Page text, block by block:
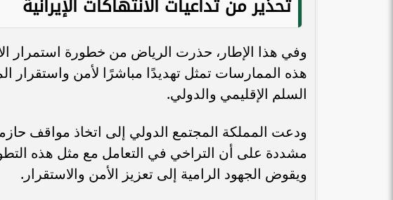
وفي هذا الإطار، حذرت الرياض من خطورة استمرار
هذه الممارسات تمثل تهديدًا مباشرًا لأمن واستقرار
السلم الإقليمي والدولي.
ودعت المملكة المجتمع الدولي إلى اتخاذ مواقف
مشددة على أن التراخي في التعامل مع مثل هذه
ويقوض الجهود الرامية إلى تعزيز الأمن والاستقرار.